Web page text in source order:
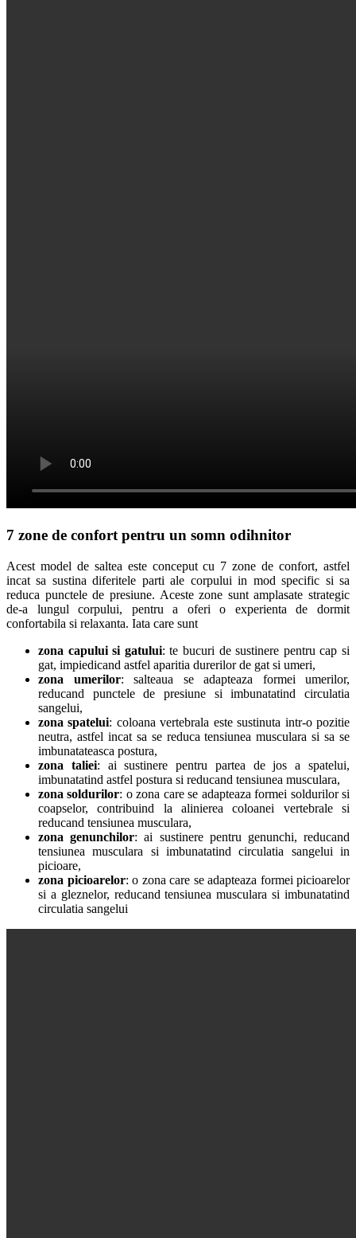
7 zone de confort pentru un somn odihnitor
Acest model de saltea este conceput cu 7 zone de confort, astfel
incat sa sustina diferitele parti ale corpului in mod specific si sa
reduca punctele de presiune. Aceste zone sunt amplasate strategic
de-a lungul corpului, pentru a oferi o experienta de dormit
confortabila si relaxanta. Iata care sunt
zona capului si gatului: te bucuri de sustinere pentru cap si
gat, impiedicand astfel aparitia durerilor de gat si umeri,
zona umerilor: salteaua se adapteaza formei umerilor,
reducand punctele de presiune si imbunatatind circulatia
sangelui,
zona spatelui: coloana vertebrala este sustinuta intr-o pozitie
neutra, astfel incat sa se reduca tensiunea musculara si sa se
imbunatateasca postura,
zona taliei: ai sustinere pentru partea de jos a spatelui,
imbunatatind astfel postura si reducand tensiunea musculara,
zona soldurilor: o zona care se adapteaza formei soldurilor si
coapselor, contribuind la alinierea coloanei vertebrale si
reducand tensiunea musculara,
zona genunchilor: ai sustinere pentru genunchi, reducand
tensiunea musculara si imbunatatind circulatia sangelui in
picioare,
zona picioarelor: o zona care se adapteaza formei picioarelor
si a gleznelor, reducand tensiunea musculara si imbunatatind
circulatia sangelui